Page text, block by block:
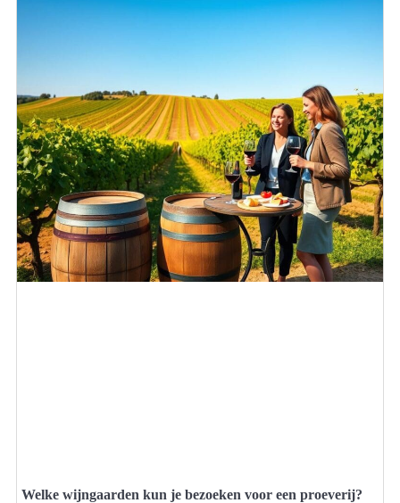
Welke wijngaarden kun je bezoeken voor een proeverij?